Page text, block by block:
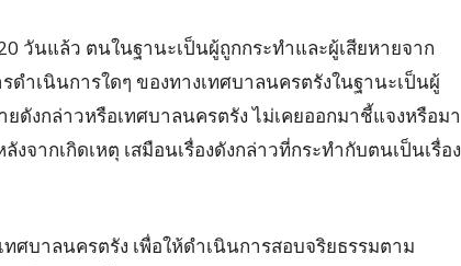
วันแล้ว ตนในฐานะเป็นผู้ถูกกระทำและผู้เสียหายจาก
ดำเนินการใดๆ ของทางเทศบาลนครตรังในฐานะเป็นผู้
งกล่าวหรือเทศบาลนครตรัง ไม่เคยออกมาชี้แจงหรือมา
จากเกิดเหตุ เสมือนเรื่องดังกล่าวที่กระทำกับตนเป็นเรื่อง
ศบาลนครตรัง เพื่อให้ดำเนินการสอบจริยธรรมตาม